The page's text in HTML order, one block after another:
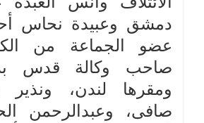
دمشق وعبيدة نحاس
عضو الجماعة من
صاحب وكالة قدس
ومقرها لندن،
صافى، وعبدالرحمن